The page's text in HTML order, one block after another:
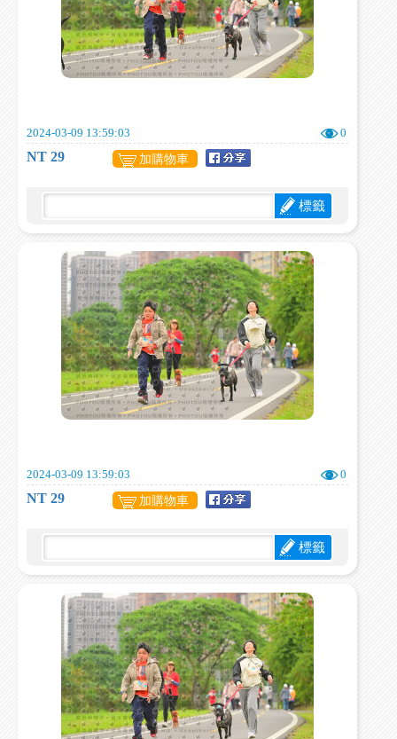
2024-03-09 13:59:03 0
NT 29 加購物車
標籤
2024-03-09 13:59:03 0
NT 29 加購物車
標籤